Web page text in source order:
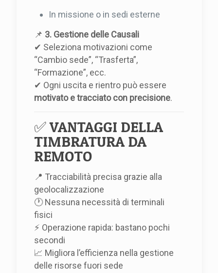
In missione o in sedi esterne
📌 3. Gestione delle Causali
✔ Seleziona motivazioni come
“Cambio sede”, “Trasferta”,
“Formazione”, ecc.
✔ Ogni uscita e rientro può essere
motivato e tracciato con precisione.
✅ VANTAGGI DELLA
TIMBRATURA DA
REMOTO
📍 Tracciabilità precisa grazie alla
geolocalizzazione
🕐 Nessuna necessità di terminali
fisici
⚡ Operazione rapida: bastano pochi
secondi
📈 Migliora l’efficienza nella gestione
delle risorse fuori sede